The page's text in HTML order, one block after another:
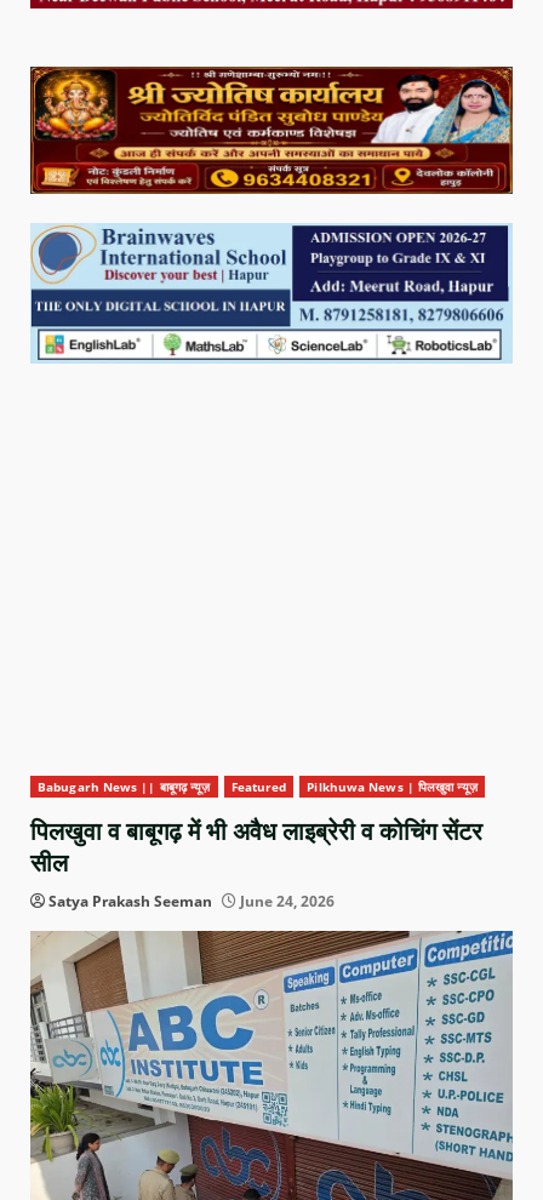
Babugarh News || बाबूगढ़ न्यूज़ Featured Pilkhuwa News | पिलखुवा न्यूज़
पिलखुवा व बाबूगढ़ में भी अवैध लाइब्रेरी व कोचिंग सेंटर
सील
Satya Prakash Seeman June 24, 2026